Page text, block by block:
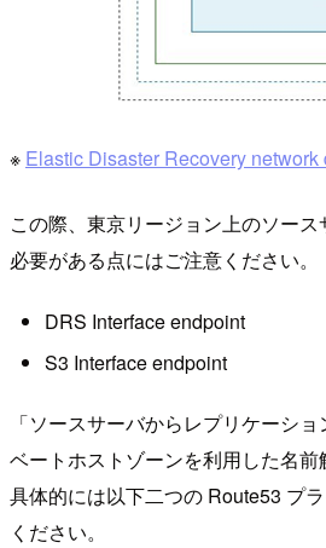
※ Elastic Disaster Recovery network
この際、東京リージョン上のソー
必要がある点にはご注意ください。
DRS Interface endpoint
S3 Interface endpoint
「ソースサーバからレプリケーシ
ベートホストゾーンを利用した名前
具体的には以下二つの Route53 プ
ください。